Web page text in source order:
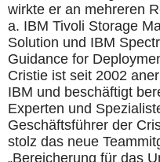
wirkte er an mehreren
a. IBM Tivoli Storage
Solution und IBM
Guidance for
Cristie ist seit 2002
IBM und beschäftigt
Experten und
Geschäftsführer der
stolz das neue
„Bereicherung für das